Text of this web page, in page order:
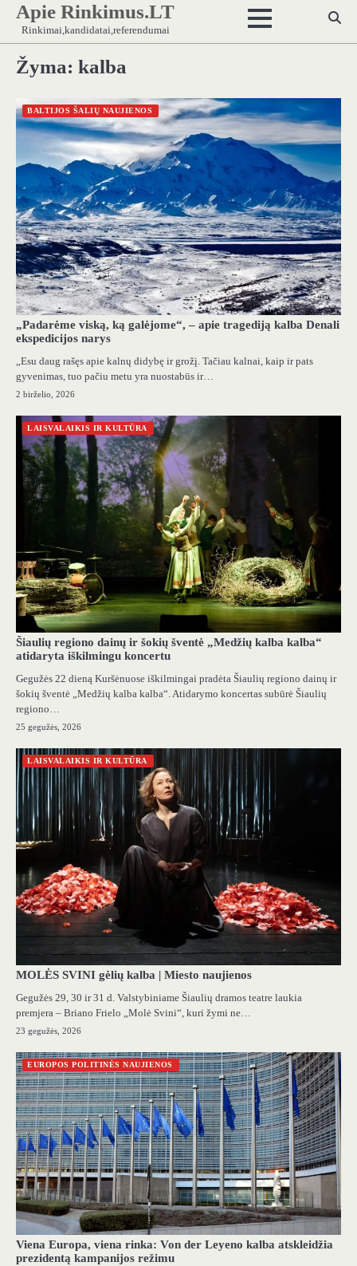
Skip
content
Apie Rinkimus.LT
Rinkimai,kandidatai,referendumai
Žyma: kalba
BALTIJOS ŠALIŲ NAUJIENOS
„Padarėme viską, ką galėjome“, – apie tragediją kalba Denali
ekspedicijos narys
„Esu daug rašęs apie kalnų didybę ir grožį. Tačiau kalnai, kaip ir pats
gyvenimas, tuo pačiu metu yra nuostabūs ir…
2 birželio, 2026
LAISVALAIKIS IR KULTŪRA
Šiaulių regiono dainų ir šokių šventė „Medžių kalba kalba“
atidaryta iškilmingu koncertu
Gegužės 22 dieną Kuršėnuose iškilmingai pradėta Šiaulių regiono dainų ir
šokių šventė „Medžių kalba kalba“. Atidarymo koncertas subūrė Šiaulių
regiono…
25 gegužės, 2026
LAISVALAIKIS IR KULTŪRA
MOLĖS SVINI gėlių kalba | Miesto naujienos
Gegužės 29, 30 ir 31 d. Valstybiniame Šiaulių dramos teatre laukia
premjera – Briano Frielo „Molė Svini“, kuri žymi ne…
23 gegužės, 2026
EUROPOS POLITINĖS NAUJIENOS
Viena Europa, viena rinka: Von der Leyeno kalba atskleidžia
prezidentą kampanijos režimu